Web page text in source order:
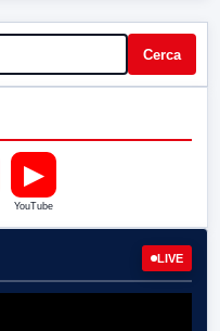
Cerca
▶
YouTube
LIVE